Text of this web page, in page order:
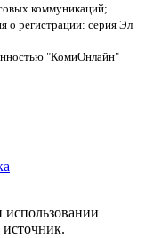
коммуникаций;
о регистрации: серия Эл
"КомиОнлайн"
источник.